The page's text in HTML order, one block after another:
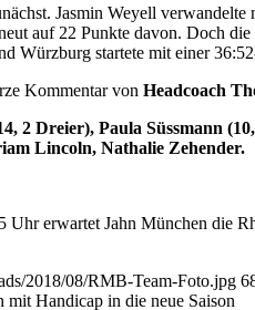
Jasmin Weyell
auf 22 Punkte davon. Doch
Würzburg startete mit einer
Kommentar von Headcoach
2 Dreier), Paula Süssmann
Lincoln, Nathalie Zehender.
Uhr erwartet Jahn München die
2018/08/RMB-Team-Foto.jpg
mit Handicap in die neue Saison